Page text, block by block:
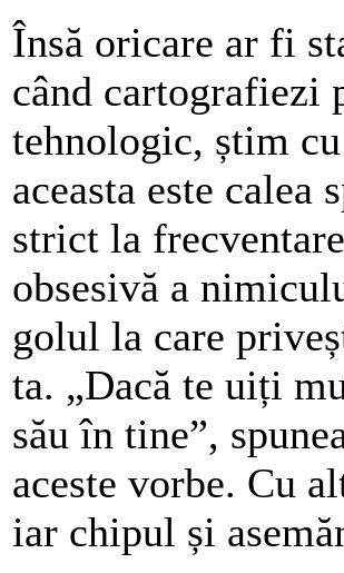
Însă oricare ar fi
când cartografiezi
tehnologic, știm
aceasta este calea
strict la
obsesivă a
golul la care
ta. „Dacă te uiți
său în tine”,
aceste vorbe. Cu
iar chipul și